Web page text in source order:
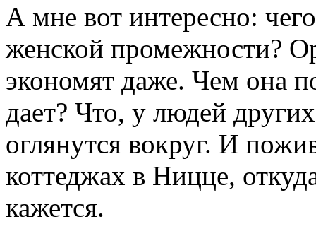
А мне вот интересно:
женской промежности?
экономят даже. Чем она
дает? Что, у людей
оглянутся вокруг. И
коттеджах в Ницце,
кажется.